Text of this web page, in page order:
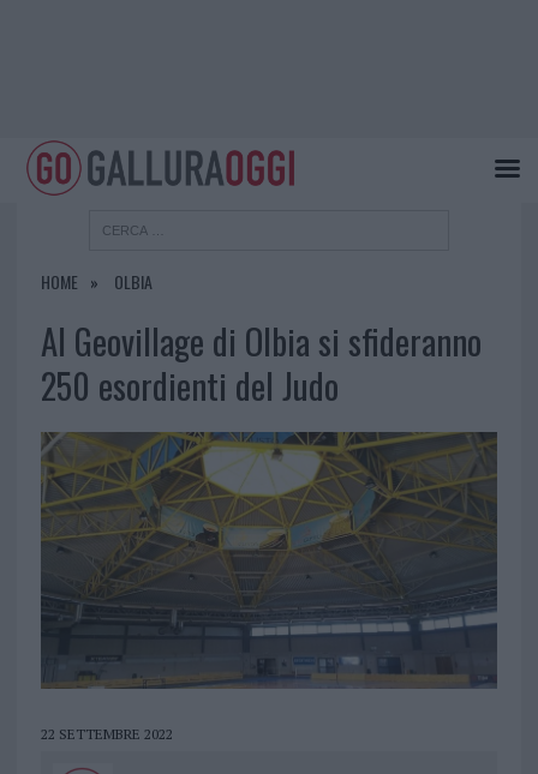
HOME OLBIA
Al Geovillage di Olbia si sfideranno
250 esordienti del Judo
22 SETTEMBRE 2022